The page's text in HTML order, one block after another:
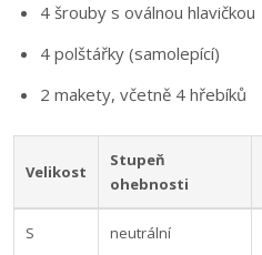
4 šrouby s oválnou hlavičkou
4 polštářky (samolepící)
2 makety, včetně 4 hřebíků
Velikost
Stupeň
ohebnosti
S neutrální